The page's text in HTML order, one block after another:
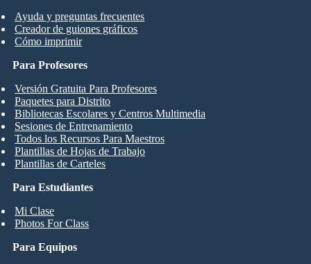
Ayuda y preguntas frecuentes
Creador de guiones gráficos
Cómo imprimir
Para Estudiantes
Mi Clase
Photos For Class
Para Profesores
Versión Gratuita Para Profesores
Paquetes para Distrito
Bibliotecas Escolares y Centros Multimedia
Sesiones de Entrenamiento
Todos los Recursos Para Maestros
Plantillas de Hojas de Trabajo
Plantillas de Carteles
Para Equipos